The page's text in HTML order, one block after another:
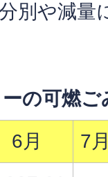
別や減量
の可燃ご
6月
7